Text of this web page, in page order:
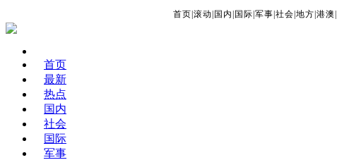
首页 滚动 国内 国际 军事 社会 地方 港澳
首页
最新
热点
国内
社会
国际
军事